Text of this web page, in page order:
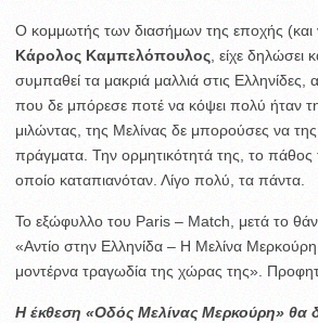
Ο κομμωτής των διασήμων της εποχής (και
Κάρολος Καμπελόπουλος, είχε δηλώσει
συμπαθεί τα μακριά μαλλιά στις Ελληνίδες,
που δε μπόρεσε ποτέ να κόψει πολύ ήταν
μιλώντας, της Μελίνας δε μπορούσες να
πράγματα. Την ορμητικότητά της, το πάθος
οποίο καταπιανόταν. Λίγο πολύ, τα πάντα.
Το εξώφυλλο του Paris – Match, μετά το
«Αντίο στην Ελληνίδα – Η Μελίνα Μερκούρη
μοντέρνα τραγωδία της χώρας της».
Η έκθεση «Οδός Μελίνας Μερκούρη» θα